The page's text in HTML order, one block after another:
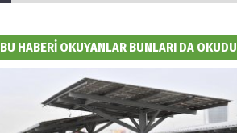
BU HABERİ OKUYANLAR BUNLARI DA OKUDU